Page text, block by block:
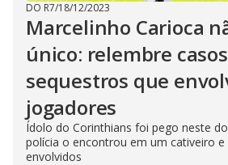
DO R7/18/12/2023
Marcelinho Carioca
único: relembre
sequestros que
jogadores
Ídolo do Corinthians foi pego neste
polícia o encontrou em um cativeiro e
envolvidos